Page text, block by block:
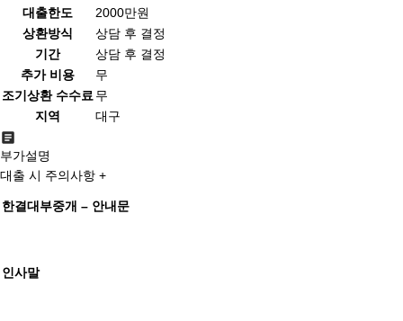
대출한도
2000만원
상환방식
상담 후 결정
기간
상담 후 결정
추가 비용
무
조기상환 수수료 무
지역
대구
부가설명
대출 시 주의사항 +
한결대부중개 – 안내문
인사말